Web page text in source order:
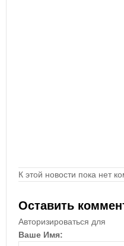
К этой новости пока нет
Оставить
Авторизироваться для
Ваше Имя: